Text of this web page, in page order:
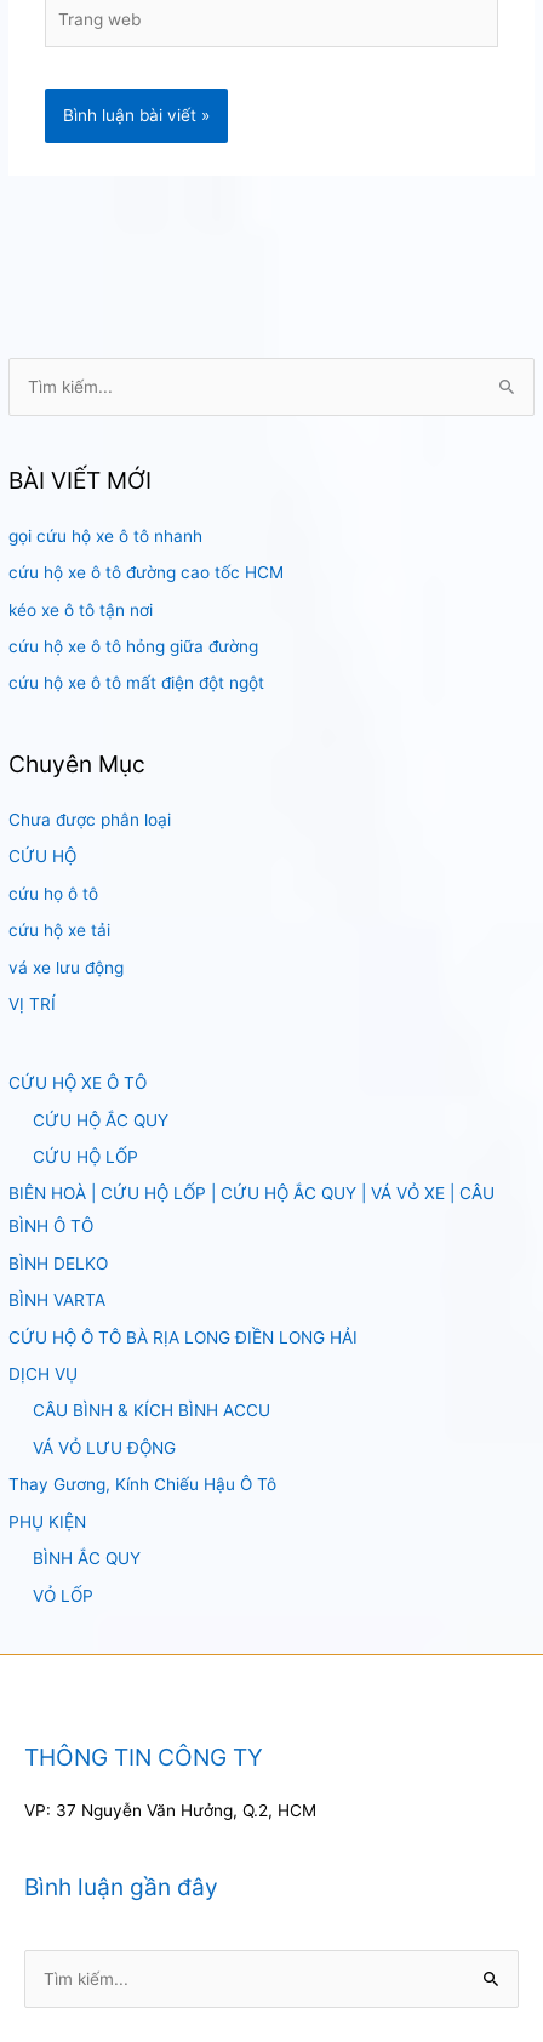
k
ế
m
:
BÀI VIẾT MỚI
gọi cứu hộ xe ô tô nhanh
cứu hộ xe ô tô đường cao tốc HCM
kéo xe ô tô tận nơi
cứu hộ xe ô tô hỏng giữa đường
cứu hộ xe ô tô mất điện đột ngột
Chuyên Mục
Chưa được phân loại
CỨU HỘ
cứu họ ô tô
cứu hộ xe tải
vá xe lưu động
VỊ TRÍ
CỨU HỘ XE Ô TÔ
CỨU HỘ ẮC QUY
CỨU HỘ LỐP
BIÊN HOÀ | CỨU HỘ LỐP | CỨU HỘ ẮC QUY | VÁ VỎ XE | CÂU
BÌNH Ô TÔ
BÌNH DELKO
BÌNH VARTA
CỨU HỘ Ô TÔ BÀ RỊA LONG ĐIỀN LONG HẢI
DỊCH VỤ
CÂU BÌNH & KÍCH BÌNH ACCU
VÁ VỎ LƯU ĐỘNG
Thay Gương, Kính Chiếu Hậu Ô Tô
PHỤ KIỆN
BÌNH ẮC QUY
VỎ LỐP
web
THÔNG TIN CÔNG TY
VP: 37 Nguyễn Văn Hưởng, Q.2, HCM
Bình luận gần đây
kiếm: